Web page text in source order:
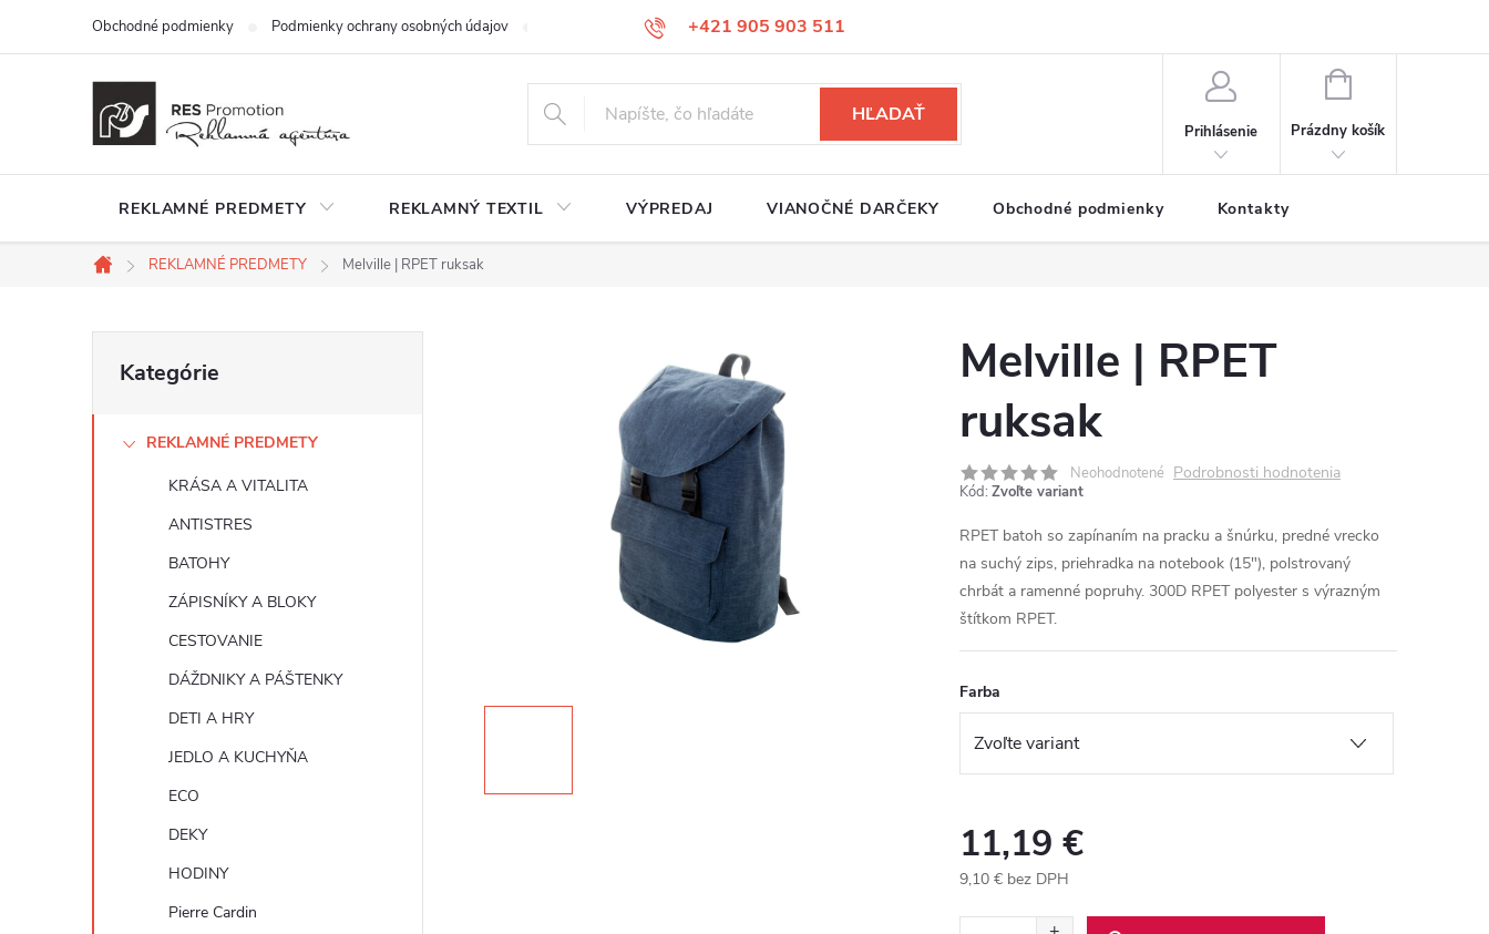
+421 905 903 511
Obchodné podmienky Podmienky ochrany osobných údajov Reklamačný poriadok Služby Kontakty
HĽADAŤ
Prihlásenie
NÁKUPNÝ
Prázdny košík
REKLAMNÉ PREDMETY REKLAMNÝ TEXTIL VÝPREDAJ VIANOČNÉ DARČEKY Obchodné podmienky Kontakty
Domov
REKLAMNÉ PREDMETY Melville | RPET ruksak
o
kategórie
Kategórie
REKLAMNÉ PREDMETY
KRÁSA A VITALITA
ANTISTRES
BATOHY
ZÁPISNÍKY A BLOKY
CESTOVANIE
DÁŽDNIKY A PÁŠTENKY
DETI A HRY
JEDLO A KUCHYŇA
ECO
DEKY
HODINY
Pierre Cardin
Melville | RPET
ruksak
Neohodnotené Podrobnosti hodnotenia
Kód: Zvoľte variant
RPET batoh so zapínaním na pracku a šnúrku, predné vrecko
na suchý zips, priehradka na notebook (15"), polstrovaný
chrbát a ramenné popruhy. 300D RPET polyester s výrazným
štítkom RPET.
Farba
11,19 €
9,10 € bez DPH